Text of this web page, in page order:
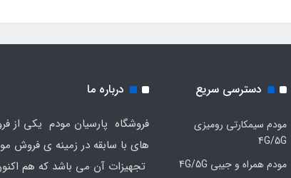
دسترسی سریع
مودم سیمکارتی رومیزی
4G/5G
مودم همراه و جیبی 4G/5G
درباره ما
فروشگاه پارسیان مودم یکی از
های با سابقه در زمینه ی فروش
تجهیزات آن می باشد که هم